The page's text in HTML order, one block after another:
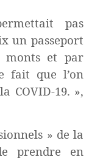
pas
un passeport
monts et par
fait que l’on
COVID-19. »,
» de la
prendre en